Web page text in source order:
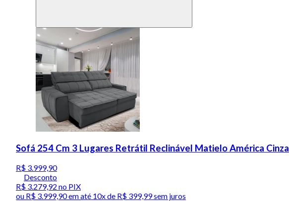
Sofá 254 Cm 3 Lugares Retrátil Reclinável Matielo América Cinza
R$ 3.999,90
Desconto
R$ 3.279,92 no PIX
ou R$ 3.999,90em até 10x de R$ 399,99 sem juros